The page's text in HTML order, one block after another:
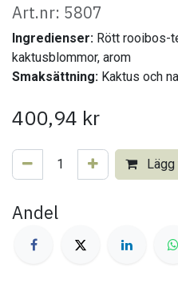
Art.nr: 5807
Ingredienser: Rött rooibos-
kaktusblommor, arom
Smaksättning: Kaktus och
400,94 kr
Andel